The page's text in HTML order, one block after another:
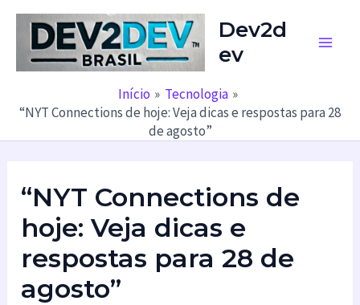
Dev2d
ev
Início
Tecnologia
“NYT Connections de hoje: Veja dicas e respostas para 28
de agosto”
“NYT Connections de
hoje: Veja dicas e
respostas para 28 de
agosto”